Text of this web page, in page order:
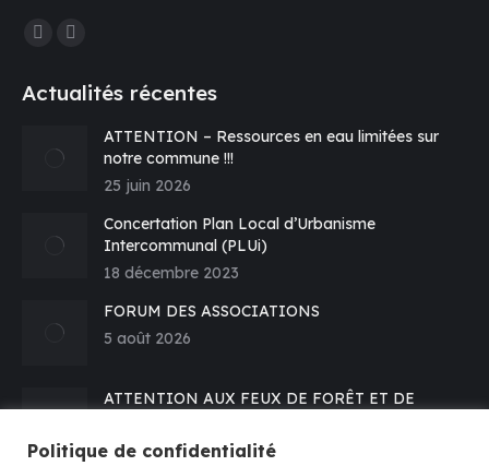
Trouvez nous sur :
Facebook
dans
fenêtre
E-
s'ouvre
dans
nouvelle
fenêtre
Actualités récentes
ATTENTION – Ressources en eau limitées sur
notre commune !!!
25 juin 2026
Concertation Plan Local d’Urbanisme
Intercommunal (PLUi)
18 décembre 2023
FORUM DES ASSOCIATIONS
5 août 2026
ATTENTION AUX FEUX DE FORÊT ET DE
16 juillet 2026
Politique de confidentialité